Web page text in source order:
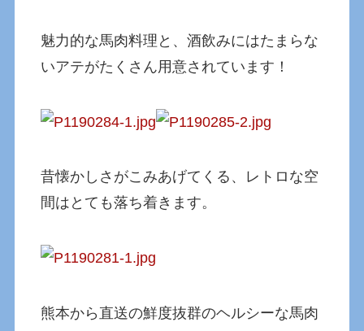
魅力的な馬肉料理と、酒飲みにはたまらな
いアテがたくさん用意されています！
昔懐かしさがこみあげてくる、レトロな空
間はとても落ち着きます。
熊本から直送の鮮度抜群のヘルシーな馬肉